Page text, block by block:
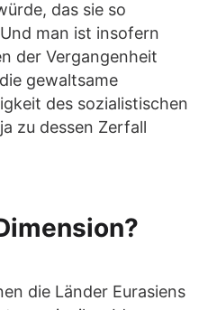
das sie so
man ist insofern
der Vergangenheit
gewaltsame
des sozialistischen
zu dessen Zerfall
die Länder Eurasiens